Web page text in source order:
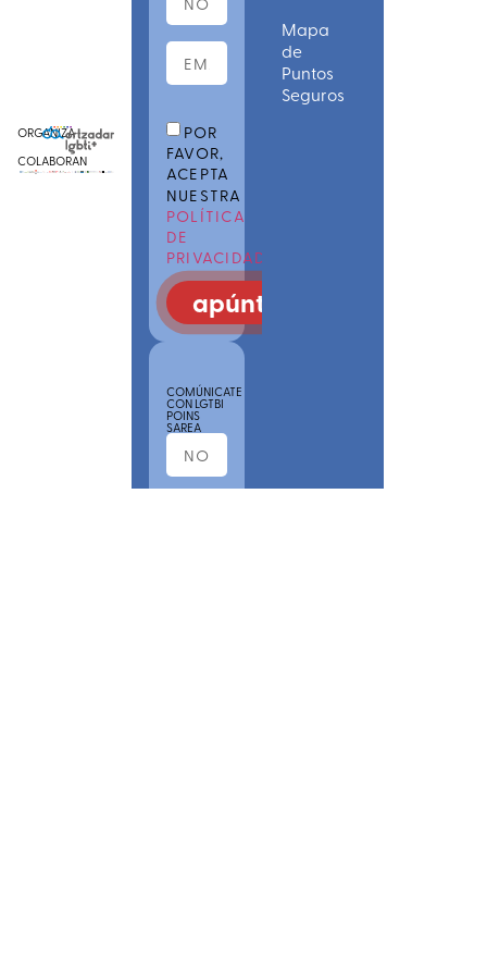
ORGANIZA
COLABORAN
POR
FAVOR,
ACEPTA
NUESTRA
POLÍTICA
DE
PRIVACIDAD
apúntate
COMÚNICATE
CON LGTBI
POINS
SAREA
Mapa
de
Puntos
Seguros